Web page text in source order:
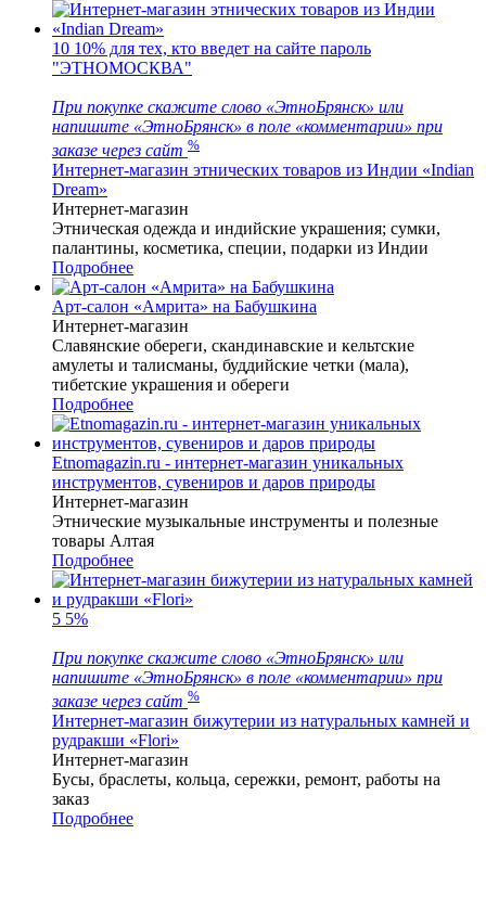
10 10% для тех, кто введет на сайте пароль
"ЭТНОМОСКВА"
При покупке скажите слово «ЭтноБрянск» или
напишите «ЭтноБрянск» в поле «комментарии» при
заказе через сайт %
Интернет-магазин этнических товаров из Индии «Indian
Dream»
Интернет-магазин
Этническая одежда и индийские украшения; сумки,
палантины, косметика, специи, подарки из Индии
Подробнее
Арт-салон «Амрита» на Бабушкина
Интернет-магазин
Славянские обереги, скандинавские и кельтские
амулеты и талисманы, буддийские четки (мала),
тибетские украшения и обереги
Подробнее
Etnomagazin.ru - интернет-магазин уникальных
инструментов, сувениров и даров природы
Интернет-магазин
Этнические музыкальные инструменты и полезные
товары Алтая
Подробнее
5 5%
При покупке скажите слово «ЭтноБрянск» или
напишите «ЭтноБрянск» в поле «комментарии» при
заказе через сайт %
Интернет-магазин бижутерии из натуральных камней и
рудракши «Flori»
Интернет-магазин
Бусы, браслеты, кольца, сережки, ремонт, работы на
заказ
Подробнее